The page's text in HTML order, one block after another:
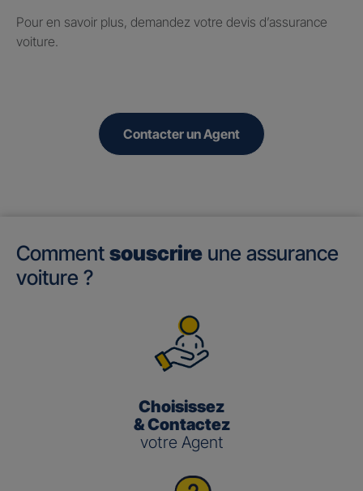
Pour en savoir plus, demandez votre devis d’assurance
voiture.
Contacter un Agent
Comment souscrire une assurance
voiture ?
Choisissez
& Contactez
votre Agent